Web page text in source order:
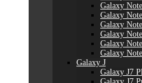
Galaxy
Galaxy
Galaxy
Galaxy
Galaxy
Galaxy
Galaxy J
Galaxy J7